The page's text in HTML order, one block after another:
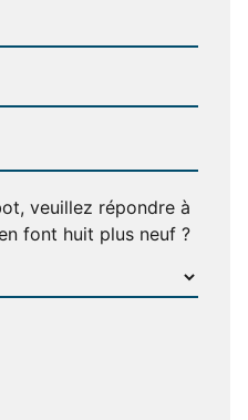
veuillez répondre à
font huit plus neuf ?